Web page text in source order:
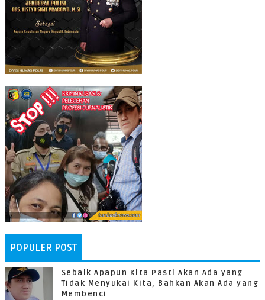
POPULER POST
Sebaik Apapun Kita Pasti Akan Ada yang
Tidak Menyukai Kita, Bahkan Akan Ada yang
Membenci